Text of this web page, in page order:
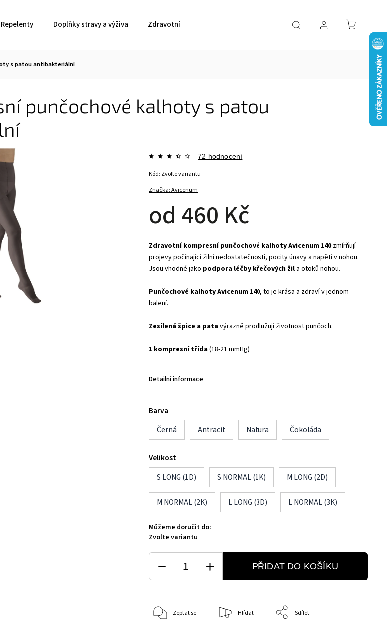
Repelenty Doplňky stravy a výživa Zdravotní pomůcky Značky
s patou antibakteriální
punčochové kalhoty s patou
Značka:Avicenum
72 hodnocení
od 460 Kč
Kód: Zvolte variantu
Zdravotní kompresní punčochové kalhoty Avicenum 140 zmírňují
projevy počínající žilní nedostatečnosti, pocity únavy a napětí v nohou.
Jsou vhodné jako podpora léčby křečových žil a otoků nohou.
Punčochové kalhoty Avicenum 140, to je krása a zdraví v jednom
balení.
Zesílená špice a patavýrazně prodlužují životnost punčoch.
1 kompresní třída(18-21 mmHg)
Detailní informace
Barva
Černá
Antracit Natura Čokoláda
Velikost
S LONG (1D)
S NORMAL (1K) M LONG (2D)
M NORMAL (2K) L LONG (3D) L NORMAL (3K)
Můžeme doručit do:
Zvolte variantu
PŘIDAT DO KOŠÍKU
Zeptat se Hlídat Sdílet